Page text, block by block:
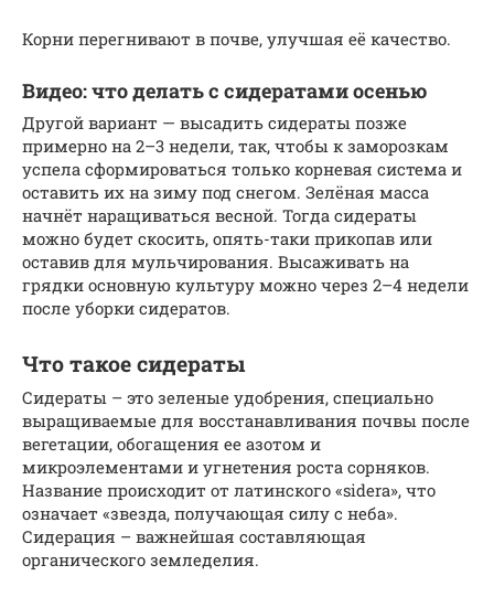
Корни перегнивают в почве, улучшая её качество.
Видео: что делать с сидератами осенью
Другой вариант — высадить сидераты позже
примерно на 2–3 недели, так, чтобы к заморозкам
успела сформироваться только корневая система и
оставить их на зиму под снегом. Зелёная масса
начнёт наращиваться весной. Тогда сидераты
можно будет скосить, опять-таки прикопав или
оставив для мульчирования. Высаживать на
грядки основную культуру можно через 2–4 недели
после уборки сидератов.
Что такое сидераты
Сидераты – это зеленые удобрения, специально
выращиваемые для восстанавливания почвы после
вегетации, обогащения ее азотом и
микроэлементами и угнетения роста сорняков.
Название происходит от латинского «sidera», что
означает «звезда, получающая силу с неба».
Сидерация – важнейшая составляющая
органического земледелия.